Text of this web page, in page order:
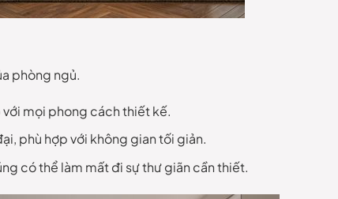
phòng ngủ.
với mọi phong cách thiết kế.
phù hợp với không gian tối giản.
có thể làm mất đi sự thư giãn cần thiết.